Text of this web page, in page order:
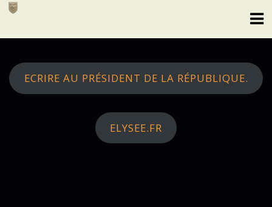
Skip
ECRIRE AU PRÉSIDENT DE LA RÉPUBLIQUE.
ELYSEE.FR